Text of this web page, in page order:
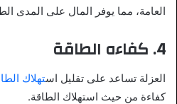
العامة، مما يوفر المال على المدى
4. كفاءه الطاقة
العزلة تساعد على تقليل استهلاك
كفاءة من حيث استهلاك الطاقة.